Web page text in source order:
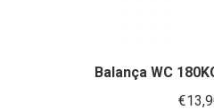
Balança WC
€